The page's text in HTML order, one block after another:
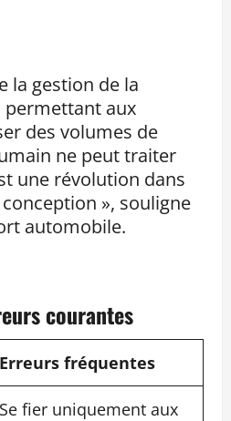
la gestion de la
aux
des volumes de
ne peut traiter
une révolution dans
», souligne
automobile.
courantes
Erreurs fréquentes
Se fier uniquement aux